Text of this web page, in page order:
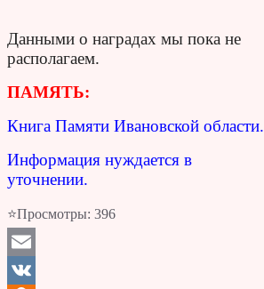
Данными о наградах мы пока не
располагаем.
ПАМЯТЬ:
Книга Памяти Ивановской области.
Информация нуждается в
уточнении.
⭐Просмотры: 396
Email